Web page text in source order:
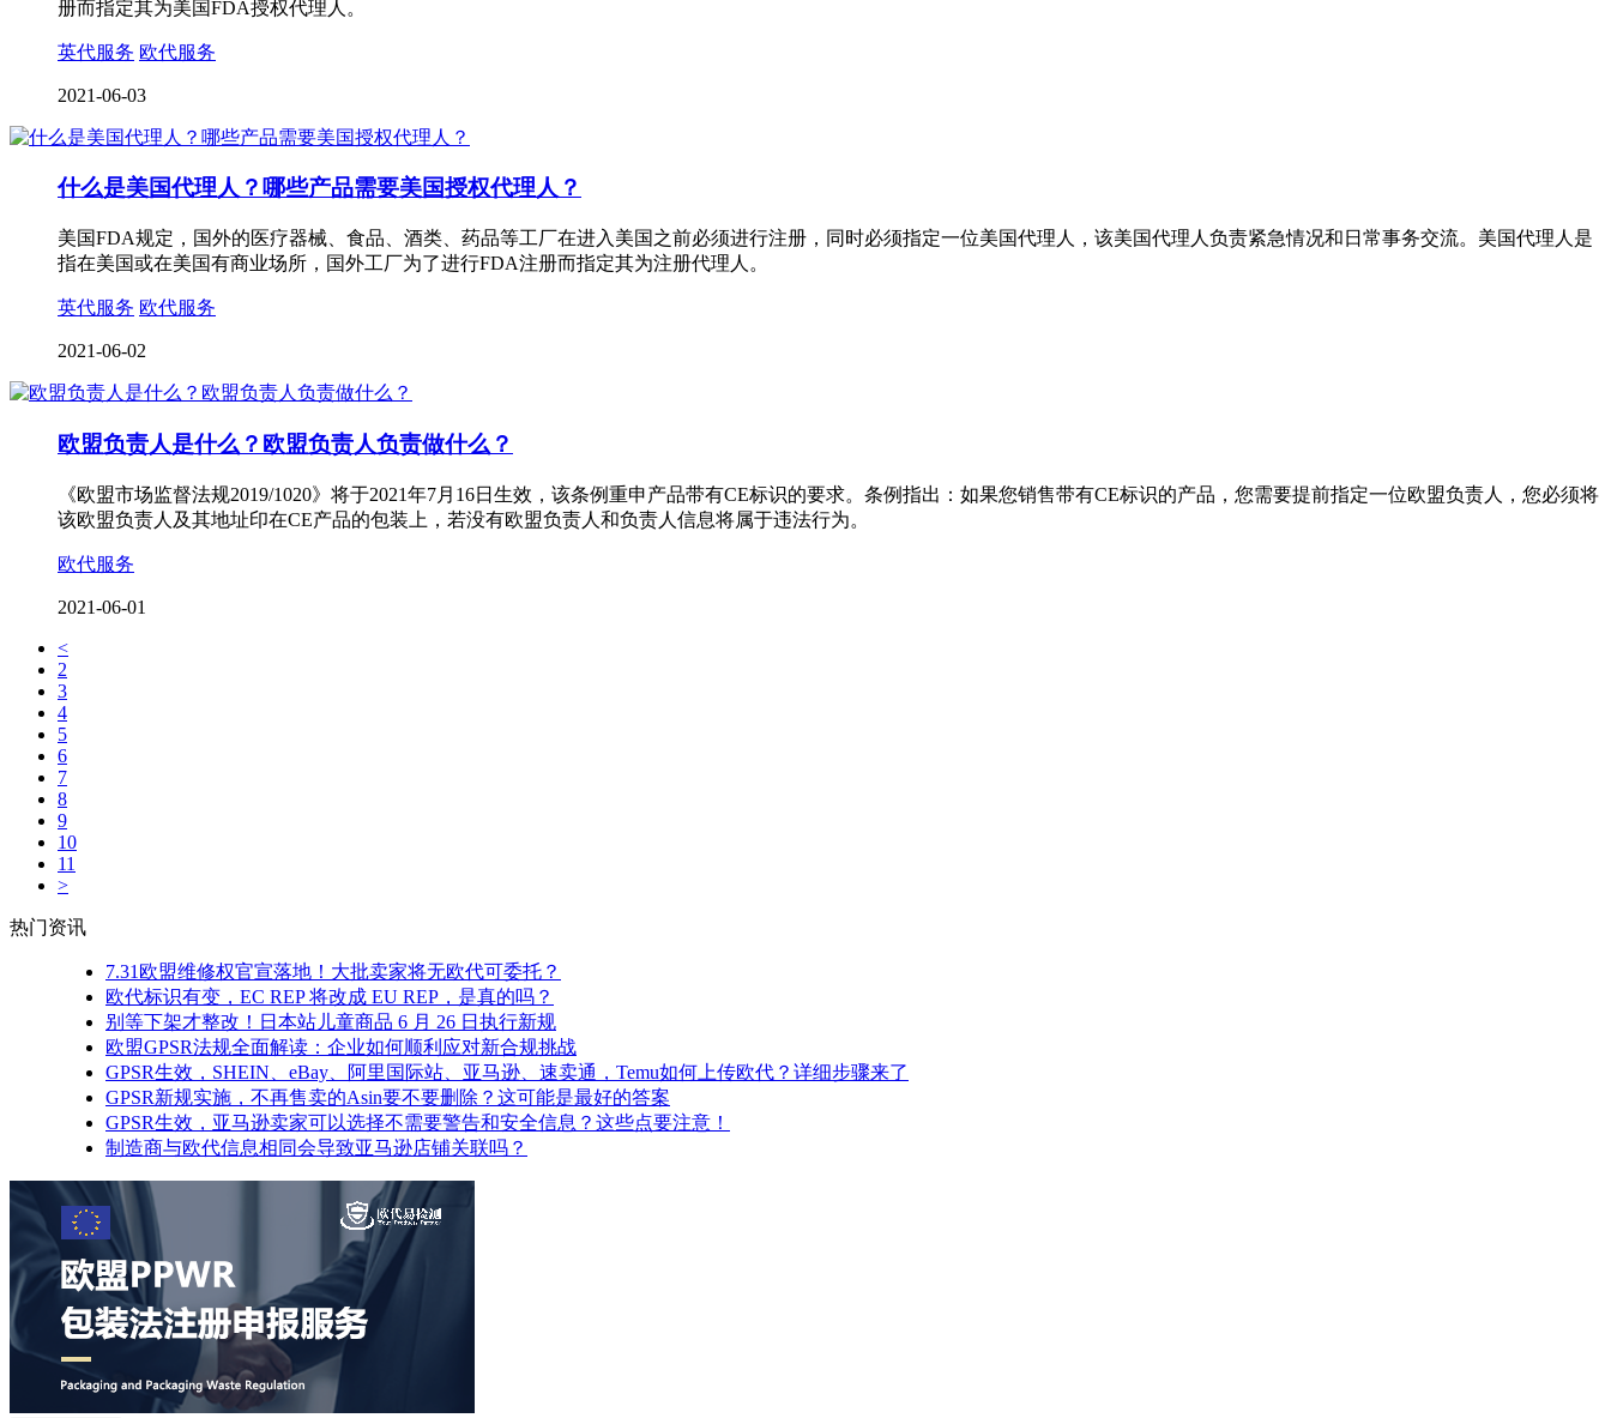
册而指定其为美国FDA授权代理人。
英代服务 欧代服务
2021-06-03
什么是美国代理人？哪些产品需要美国授权代理人？
美国FDA规定，国外的医疗器械、食品、酒类、药品等工厂在进入美国之前必须进行注册，同时必须指定一位美国代理人，该美国代理人负责紧急情况和日常事务交流。美国代理人是
指在美国或在美国有商业场所，国外工厂为了进行FDA注册而指定其为注册代理人。
英代服务 欧代服务
2021-06-02
欧盟负责人是什么？欧盟负责人负责做什么？
《欧盟市场监督法规2019/1020》将于2021年7月16日生效，该条例重申产品带有CE标识的要求。条例指出：如果您销售带有CE标识的产品，您需要提前指定一位欧盟负责人，您必须将
该欧盟负责人及其地址印在CE产品的包装上，若没有欧盟负责人和负责人信息将属于违法行为。
欧代服务
2021-06-01
<
2
3
4
5
6
7
8
9
10
11
>
热门资讯
7.31欧盟维修权官宣落地！大批卖家将无欧代可委托？
欧代标识有变，EC REP 将改成 EU REP，是真的吗？
别等下架才整改！日本站儿童商品 6 月 26 日执行新规
欧盟GPSR法规全面解读：企业如何顺利应对新合规挑战
GPSR生效，SHEIN、eBay、阿里国际站、亚马逊、速卖通，Temu如何上传欧代？详细步骤来了
GPSR新规实施，不再售卖的Asin要不要删除？这可能是最好的答案
GPSR生效，亚马逊卖家可以选择不需要警告和安全信息？这些点要注意！
制造商与欧代信息相同会导致亚马逊店铺关联吗？